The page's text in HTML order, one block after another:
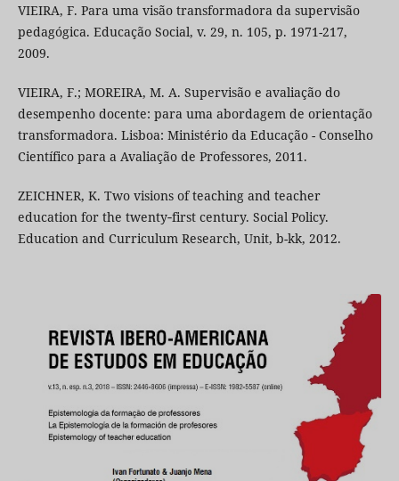
VIEIRA, F. Para uma visão transformadora da supervisão
pedagógica. Educação Social, v. 29, n. 105, p. 1971-217,
2009.
VIEIRA, F.; MOREIRA, M. A. Supervisão e avaliação do
desempenho docente: para uma abordagem de orientação
transformadora. Lisboa: Ministério da Educação - Conselho
Científico para a Avaliação de Professores, 2011.
ZEICHNER, K. Two visions of teaching and teacher
education for the twenty‐first century. Social Policy.
Education and Curriculum Research, Unit, b-kk, 2012.